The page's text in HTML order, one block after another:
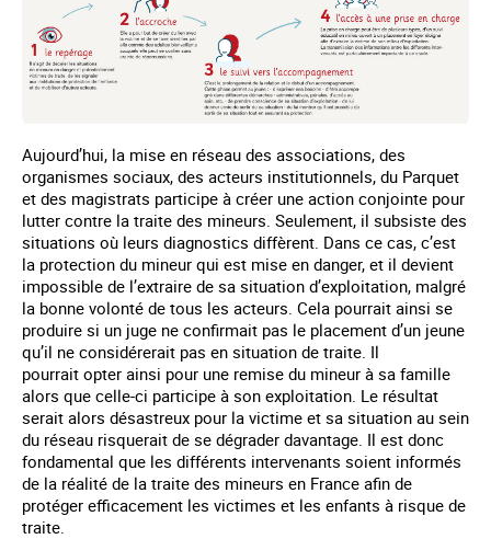
Aujourd’hui, la mise en réseau des associations, des
organismes sociaux, des acteurs institutionnels, du Parquet
et des magistrats participe à créer une action conjointe pour
lutter contre la traite des mineurs. Seulement, il subsiste des
situations où leurs diagnostics diffèrent. Dans ce cas, c’est
la protection du mineur qui est mise en danger, et il devient
impossible de l’extraire de sa situation d’exploitation, malgré
la bonne volonté de tous les acteurs. Cela pourrait ainsi se
produire si un juge ne confirmait pas le placement d’un jeune
qu’il ne considérerait pas en situation de traite. Il
pourrait opter ainsi pour une remise du mineur à sa famille
alors que celle-ci participe à son exploitation. Le résultat
serait alors désastreux pour la victime et sa situation au sein
du réseau risquerait de se dégrader davantage. Il est donc
fondamental que les différents intervenants soient informés
de la réalité de la traite des mineurs en France afin de
protéger efficacement les victimes et les enfants à risque de
traite.